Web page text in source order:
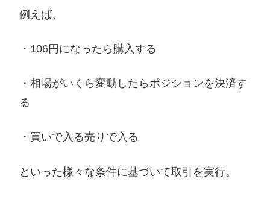
例えば、
・106円になったら購入する
・相場がいくら変動したらポジションを決済す
る
・買いで入る売りで入る
といった様々な条件に基づいて取引を実行。